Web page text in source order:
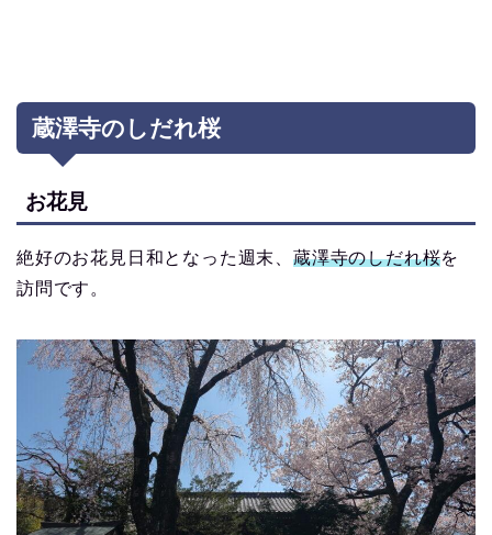
蔵澤寺のしだれ桜
お花見
絶好のお花見日和となった週末、 蔵澤寺のしだれ桜を
訪問です。